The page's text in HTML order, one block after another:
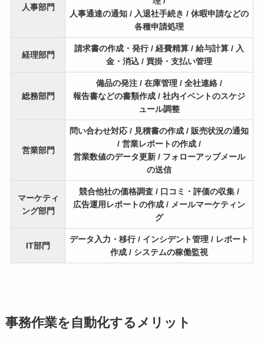
人事部門
人事通達の通知 / 入退社手続き / 休暇申請などの
各種申請処理
経理部門
請求書の作成・発行 / 経費精算 / 給与計算 / 入
金・消込 / 買掛・支払い管理
総務部門
備品の発注 / 在庫管理 / 全社連絡 /
報告書などの書類作成 / 社内イベントのスケジ
ュール調整
営業部門
問い合わせ対応 / 見積書の作成 / 販売状況の通知
/ 営業レポートの作成 /
営業数値のデータ更新 / フォローアップメール
の送信
マーケティ
ング部門
競合他社の価格調査 / 口コミ・評価の収集 /
広告運用レポートの作成 / メールマーケティン
グ
IT部門
データ入力・移行 / インシデント管理 / レポート
作成 / システムの稼働監視
事務作業を自動化するメリット